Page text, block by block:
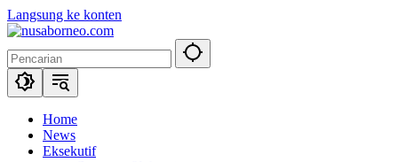
Langsung ke konten
Home
News
Eksekutif